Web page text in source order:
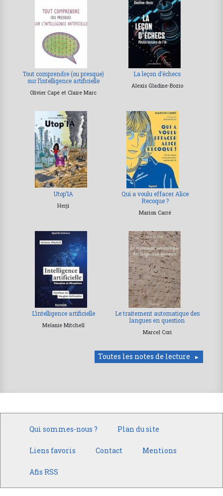
Tout comprendre (ou presque)
sur l’intelligence artificielle
Olivier Capé et Claire Marc
La leçon d’échecs
Alexis Gladine-Bozio
Utop’IA
Herji
Qui a voulu effacer Alice
Recoque ?
Marion Carré
L’intelligence artificielle
Melanie Mitchell
Le traitement automatique des
langues en question
Marcel Cori
Toutes les notes de lecture
Qui sommes-nous ? Plan du site
Liens favoris Contact Mentions
Afis RSS